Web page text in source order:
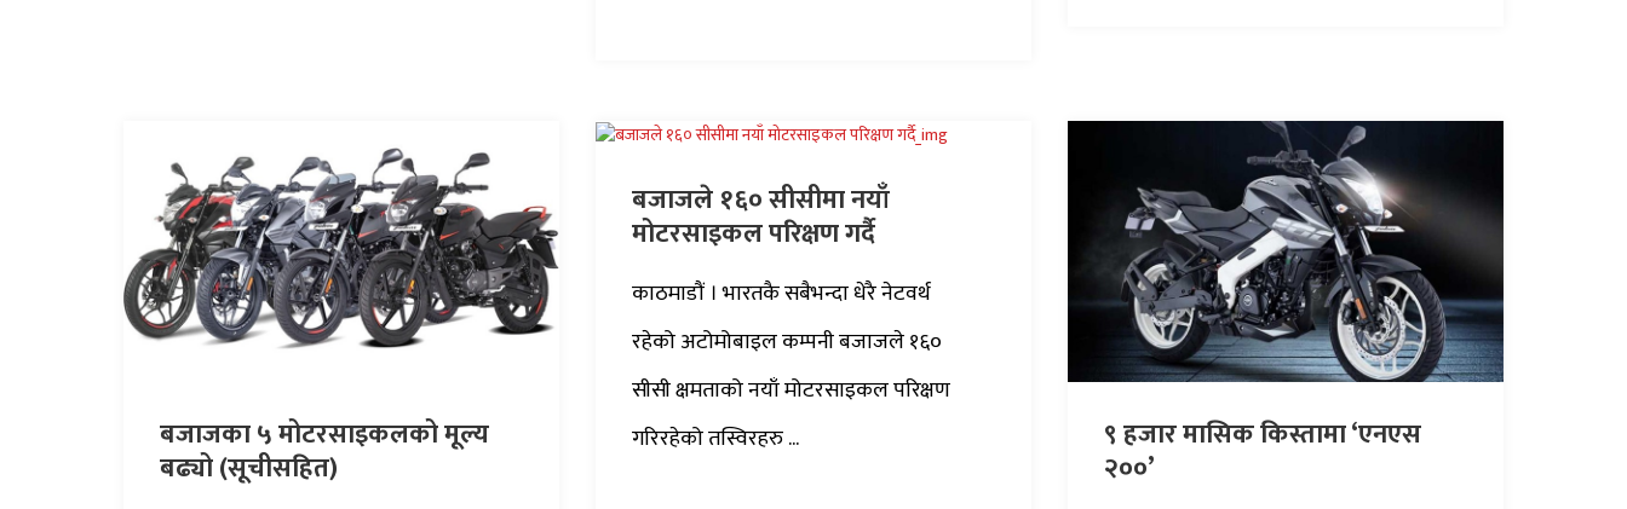
बजाजका ५ मोटरसाइकलको मूल्य
बढ्यो (सूचीसहित)
बजाजले १६० सीसीमा नयाँ
मोटरसाइकल परिक्षण गर्दै
काठमाडौं । भारतकै सबैभन्दा धेरै नेटवर्थ
रहेको अटोमोबाइल कम्पनी बजाजले १६०
सीसी क्षमताको नयाँ मोटरसाइकल परिक्षण
गरिरहेको तस्विरहरु ...
९ हजार मासिक किस्तामा ‘एनएस
२००’